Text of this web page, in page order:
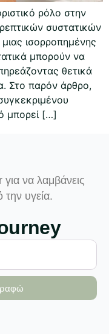
ρόλο στην
συστατικών
μιας ισορροπημένης
μπορούν να
θετικά
Στο παρόν άρθρο,
μπορεί […]
να λαμβάνεις
υγεία.